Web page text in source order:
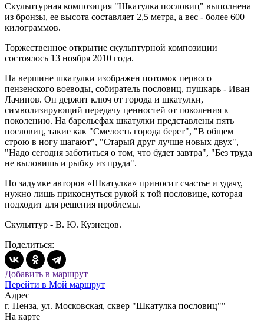
Скульптурная композиция "Шкатулка пословиц" выполнена
из бронзы, ее высота составляет 2,5 метра, а вес - более 600
килограммов.
Торжественное открытие скульптурной композиции
состоялось 13 ноября 2010 года.
На вершине шкатулки изображен потомок первого
пензенского воеводы, собиратель пословиц, пушкарь - Иван
Лачинов. Он держит ключ от города и шкатулки,
символизирующий передачу ценностей от поколения к
поколению. На барельефах шкатулки представлены пять
пословиц, такие как "Смелость города берет", "В общем
строю в ногу шагают", "Старый друг лучше новых двух",
"Надо сегодня заботиться о том, что будет завтра", "Без труда
не выловишь и рыбку из пруда".
По задумке авторов «Шкатулка» приносит счастье и удачу,
нужно лишь прикоснуться рукой к той пословице, которая
подходит для решения проблемы.
Скульптур - В. Ю. Кузнецов.
Поделиться:
Добавить в маршрут
Перейти в Мой маршрут
Адрес
г. Пенза, ул. Московская, сквер "Шкатулка пословиц""
На карте